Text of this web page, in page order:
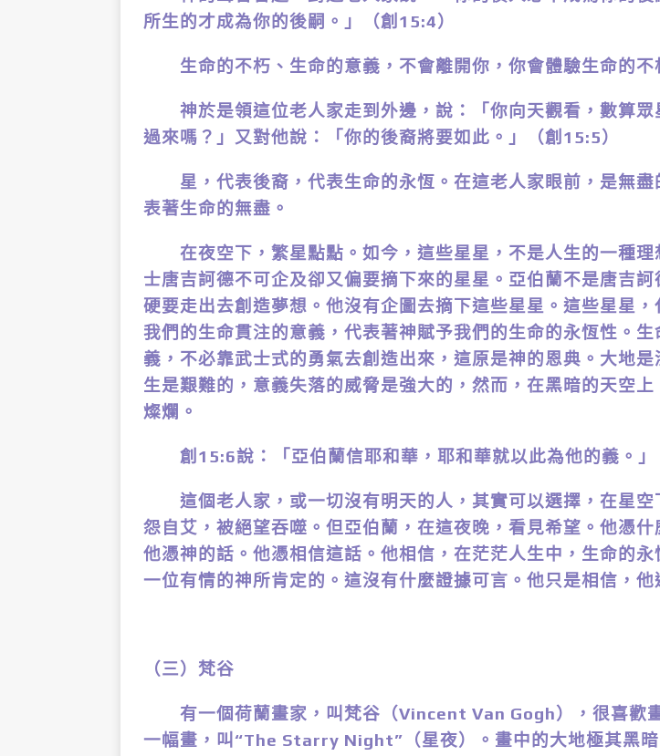
所生的才成為你的後嗣。」（創15:4）
生命的不朽、生命的意義，不會離開你，你會體驗生命的不
神於是領這位老人家走到外邊，說：「你向天觀看，數算眾
過來嗎？」又對他說：「你的後裔將要如此。」（創15:5）
星，代表後裔，代表生命的永恆。在這老人家眼前，是無盡
表著生命的無盡。
在夜空下，繁星點點。如今，這些星星，不是人生的一種理
士唐吉訶德不可企及卻又偏要摘下來的星星。亞伯蘭不是唐吉訶
硬要走出去創造夢想。他沒有企圖去摘下這些星星。這些星星，
我們的生命貫注的意義，代表著神賦予我們的生命的永恆性。生
義，不必靠武士式的勇氣去創造出來，這原是神的恩典。大地是
生是艱難的，意義失落的威脅是強大的，然而，在黑暗的天空上
燦爛。
創15:6說：「亞伯蘭信耶和華，耶和華就以此為他的義。」
這個老人家，或一切沒有明天的人，其實可以選擇，在星空
怨自艾，被絕望吞噬。但亞伯蘭，在這夜晚，看見希望。他憑什
他憑神的話。他憑相信這話。他相信，在茫茫人生中，生命的永
一位有情的神所肯定的。這沒有什麼證據可言。他只是相信，他
（三）梵谷
有一個荷蘭畫家，叫梵谷（Vincent Van Gogh），很喜歡
一幅畫，叫“The Starry Night”（星夜）。畫中的大地極其黑